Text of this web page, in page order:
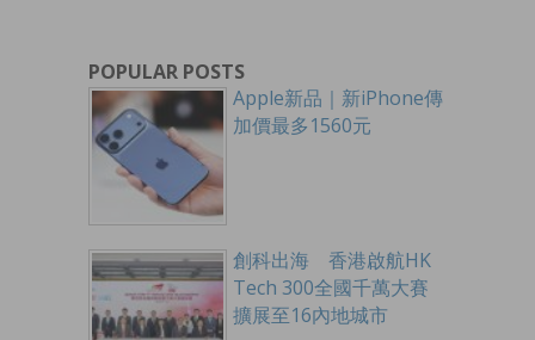
POPULAR POSTS
Apple新品｜新iPhone傳
加價最多1560元
創科出海 香港啟航HK
Tech 300全國千萬大賽
擴展至16內地城市